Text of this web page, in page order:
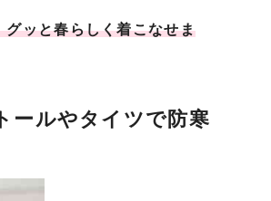
ッと春らしく着こなせま
ールやタイツで防寒